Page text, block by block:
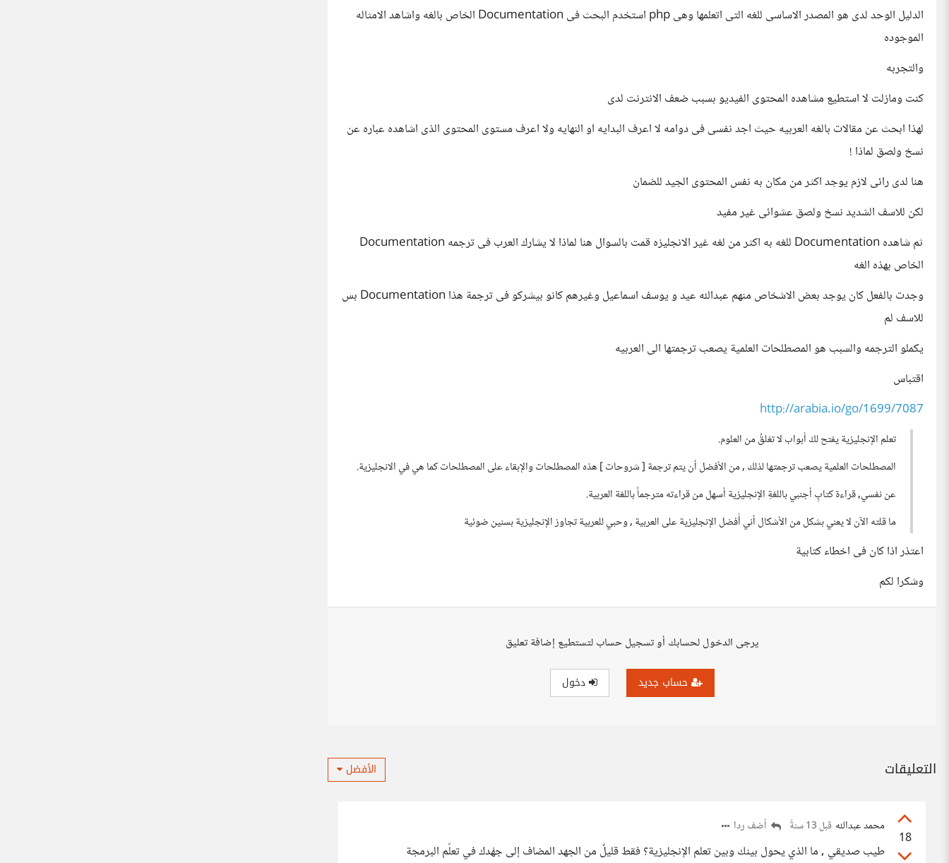
الدليل الوحد لدى هو المصدر الاساسى للغه التى اتعلمها وهى php استخدم البحث فى Documentation الخاص بالغه واشاهد الامثاله
الموجوده
والتجربه
كنت ومازلت لا استطيع مشاهده المحتوى الفيديو بسبب ضعف الانترنت لدى
لهذا ابحث عن مقالات بالغه العربيه حيث اجد نفسى فى دوامه لا اعرف البدايه او النهايه ولا اعرف مستوى المحتوى الذى اشاهده عباره عن
نسخ ولصق لماذا !
هنا لدى رائى لازم يوجد اكثر من مكان به نفس المحتوى الجيد للضمان
لكن للاسف الشديد نسخ ولصق عشوائى غير مفيد
ثم شاهده Documentation للغه به اكثر من لغه غير الانجليزه قمت بالسوال هنا لماذا لا يشارك العرب فى ترجمه Documentation
الخاص بهذه الغه
وجدت بالفعل كان يوجد بعض الاشخاص منهم عبدالله عيد و يوسف اسماعيل وغيرهم كانو بيشركو فى ترجمة هذا Documentation بس
للاسف لم
يكملو الترجمه والسبب هو المصطلحات العلمية يصعب ترجمتها الى العربيه
اقتباس
http://arabia.io/go/1699/7087
تعلم الإنجليزية يفتح لكَ أبواب لا تغلقُ من العلوم.
المصطلحات العلمية يصعب ترجمتها لذلك , من الأفضل أن يتم ترجمة [ شروحات ] هذه المصطلحات والإبقاء على المصطلحات كما هي في الانجليزية.
عن نفسي, قراءة كتابٍ أجنبي باللغةِ الإنجليزية أسهل من قراءته مترجماً باللغة العربية.
ما قلته الآن لا يعني بشكل من الأشكال أني أُفضل الإنجليزية على العربية , وحبي للعربية تجاوز الإنجليزية بسنين ضوئية
اعتذر اذا كان فى اخطاء كتابية
وشكرا لكم
يرجى الدخول لحسابك أو تسجيل حساب لتستطيع إضافة تعليق
حساب جديد دخول
التعليقات الأفضل
18
محمد عبدالله قبل 13 سنةً أضف ردا
طيب صديقي , ما الذي يحول بينك وبين تعلم الإنجليزية؟ فقط قليلٌ من الجهد المضاف إلى جهْدك في تعلّم البرمجة